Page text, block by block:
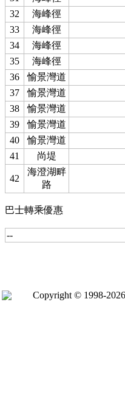
32
海峰徑
33
海峰徑
34
海峰徑
35
海峰徑
36
愉景灣道
37
愉景灣道
38
愉景灣道
39
愉景灣道
40
愉景灣道
41
尚堤
42
海澄湖畔
路
巴士轉乘優惠
--
Copyright © 1998-